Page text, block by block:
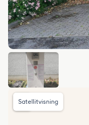
Satellitvisning